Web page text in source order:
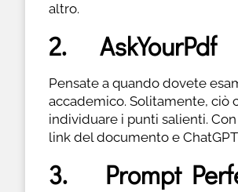
altro.
2. AskYourPdf
Pensate a quando dovete
accademico. Solitamente, ciò
individuare i punti salienti. Con
link del documento e
3. Prompt